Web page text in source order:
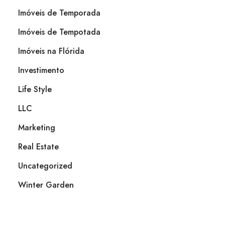
Imóveis de Temporada
Imóveis de Tempotada
Imóveis na Flórida
Investimento
Life Style
LLC
Marketing
Real Estate
Uncategorized
Winter Garden